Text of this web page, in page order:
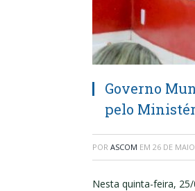
Governo
pelo
POR ASCOM EM 26 DE
Nesta quinta-feira,